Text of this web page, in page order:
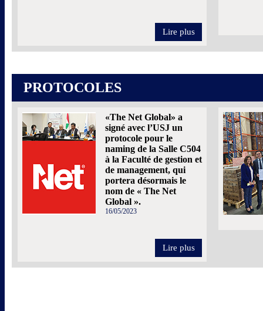
Lire plus
PROTOCOLES
«The Net Global» a
signé avec l’USJ un
protocole pour le
naming de la Salle C504
à la Faculté de gestion et
de management, qui
portera désormais le
nom de « The Net
Global ».
16/05/2023
Lire plus